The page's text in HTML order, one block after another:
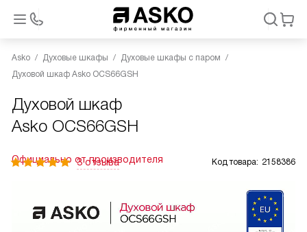
Asko Духовые шкафы
Духовые шкафы с паром
Духовой шкаф Asko OCS66GSH
Духовой шкаф
Asko OCS66GSH
Официально от производителя
3 отзыва Код товара: 2158386